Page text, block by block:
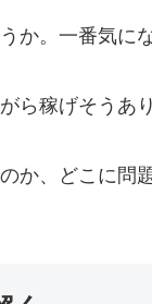
か。一番気に
ら稼げそうあ
か、どこに問